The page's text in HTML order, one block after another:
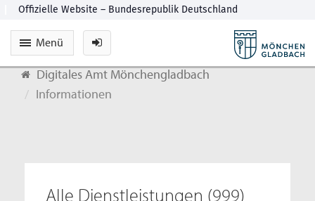
Menü
Digitales Amt Mönchengladbach
Informationen
Alle Dienstleistungen (999)